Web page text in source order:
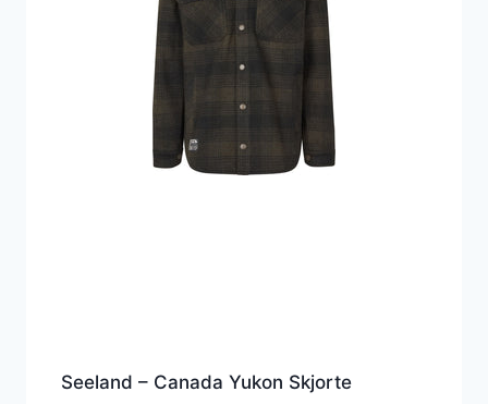
Seeland – Canada Yukon Skjorte